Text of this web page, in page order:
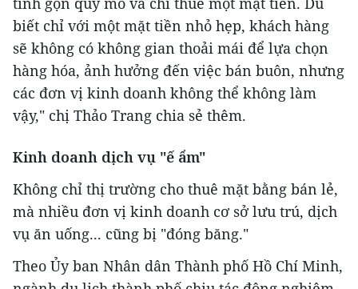
biết chỉ với một mặt tiền nhỏ hẹp, khách hàng
sẽ không có không gian thoải mái để lựa chọn
hàng hóa, ảnh hưởng đến việc bán buôn, nhưng
các đơn vị kinh doanh không thể không làm
vậy," chị Thảo Trang chia sẻ thêm.
Kinh doanh dịch vụ "ế ẩm"
Không chỉ thị trường cho thuê mặt bằng bán lẻ,
mà nhiều đơn vị kinh doanh cơ sở lưu trú, dịch
vụ ăn uống... cũng bị "đóng băng."
Theo Ủy ban Nhân dân Thành phố Hồ Chí Minh,